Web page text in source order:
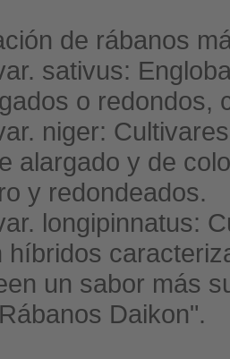
de rábanos
sativus:
o redondos,
niger:
alargado y de
y redondeados.
longipinnatus:
híbridos
un sabor más
Daikon".